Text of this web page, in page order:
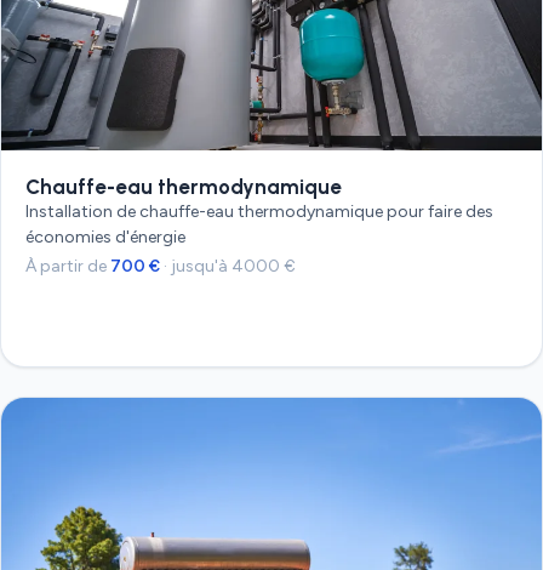
Chauffe-eau thermodynamique
Installation de chauffe-eau thermodynamique pour faire des
économies d'énergie
À partir de 700 € · jusqu'à 4000 €